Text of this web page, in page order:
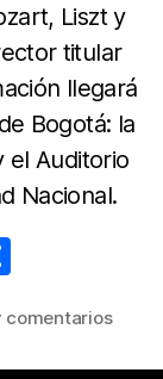
Liszt y
titular
llegará
Bogotá: la
el Auditorio
Nacional.
m
p
comentariosen